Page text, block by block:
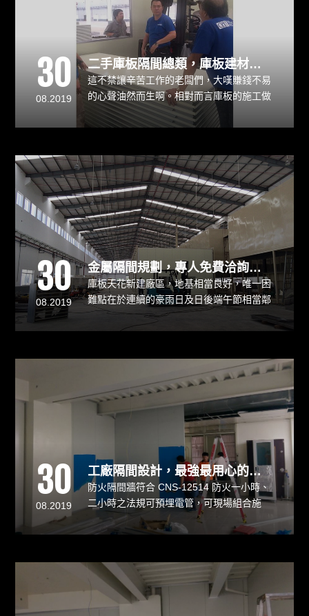
30
08.2019
二手庫板隔間總類，庫板建材批發買賣, 隔間工程, 二手庫板買賣
這不禁讓辛苦工作的老闆們，大嘆賺錢不易
的心聲油然而生啊。相對而言庫板的施工做
法簡易，且材質屬耐燃防火建材，施工後可
立即使用。庫板門具有防火建材證明，不管
ISO認證等多項法規，是您最佳選擇。業界
經驗最豐富、最多樣化，最佳客製化團隊，
就在櫻豪實業庫板專家。
30
08.2019
金屬隔間規劃，專人免費洽詢估價
庫板天花新建廠區，地基相當良好，唯一困
難點在於連續的豪雨日及日後端午節相當鄰
近，天氣悶熱難耐，廠區也無空調設施，溫
度相當高，但是施工團隊仍然堅持施工品質
能在期限內完成新廠區的遷入及公司工作運
做。也讓我們自己的團隊成員在工作上的成
就感受很深。
30
08.2019
工廠隔間設計，最強最用心的團隊
防火隔間牆符合 CNS-12514 防火一小時、
二小時之法規可預埋電管，可現場組合施
工，組合迅速，易拆裝強度高、剛性好、耐
撞擊、厚度精準、外觀平整省能源、低污
30dB/35dB 庫板重量：13㎏/㎡；23㎏/㎡尺
寸規格可依需求生產。